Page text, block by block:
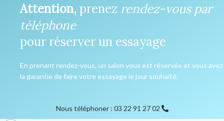
Attention,prenez rendez-vous par
téléphone
pour réserver un essayage
En prenant rendez-vous, un salon vous est réservée et vous avez
la garantie de faire votre essayage le jour souhaité.
Nous téléphoner : 03 22 91 27 02